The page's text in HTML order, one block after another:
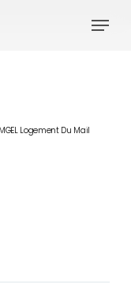
Menu